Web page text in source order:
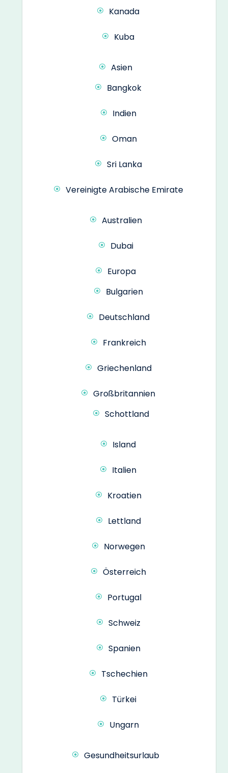
Kanada
Kuba
Asien
Bangkok
Indien
Oman
Sri Lanka
Vereinigte Arabische Emirate
Australien
Dubai
Europa
Bulgarien
Deutschland
Frankreich
Griechenland
Großbritannien
Schottland
Island
Italien
Kroatien
Lettland
Norwegen
Österreich
Portugal
Schweiz
Spanien
Tschechien
Türkei
Ungarn
Gesundheitsurlaub